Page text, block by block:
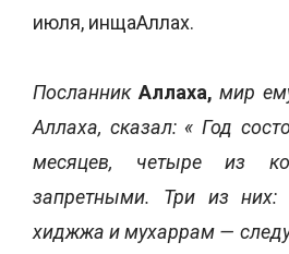
июля, инщаАллах.
Посланник Аллаха, мир
Аллаха, сказал: « Год
месяцев, четыре из
запретными. Три из них:
хиджжа и мухаррам —